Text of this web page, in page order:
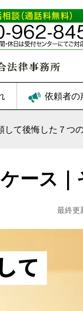
依頼者の
して後悔した７つ
ース｜
最終